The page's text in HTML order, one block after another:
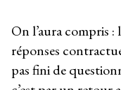
On l’aura compris :
réponses
pas fini de